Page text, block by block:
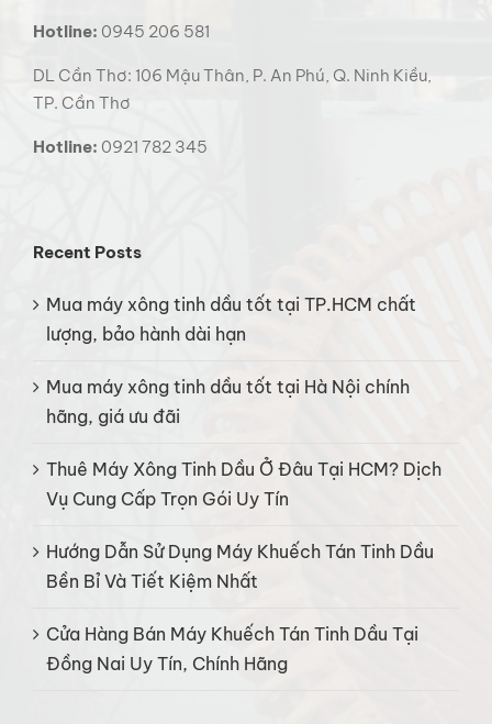
Hotline: 0945 206 581
DL Cần Thơ: 106 Mậu Thân, P. An Phú, Q. Ninh Kiều,
TP. Cần Thơ
Hotline: 0921 782 345
Recent Posts
Mua máy xông tinh dầu tốt tại TP.HCM chất
lượng, bảo hành dài hạn
Mua máy xông tinh dầu tốt tại Hà Nội chính
hãng, giá ưu đãi
Thuê Máy Xông Tinh Dầu Ở Đâu Tại HCM? Dịch
Vụ Cung Cấp Trọn Gói Uy Tín
Hướng Dẫn Sử Dụng Máy Khuếch Tán Tinh Dầu
Bền Bỉ Và Tiết Kiệm Nhất
Cửa Hàng Bán Máy Khuếch Tán Tinh Dầu Tại
Đồng Nai Uy Tín, Chính Hãng